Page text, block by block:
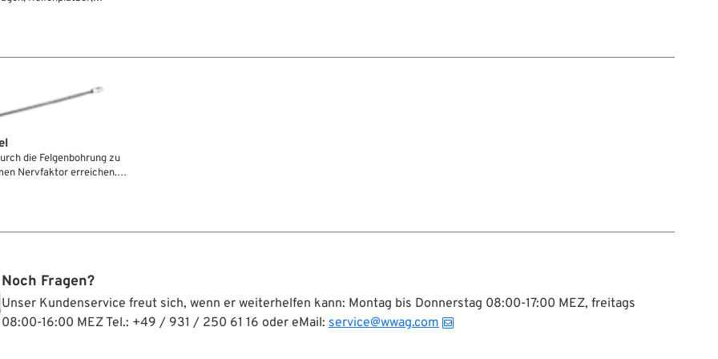
zwei Rädern (Risiko:
durch die heimische Botanik
auch das Risiko
Genußergänzungsmittel
Roadkill Roach Clip hilft
Naturproduktraucher
Aktivverkohlungsstange
die Felgenbohrung zu
Nervfaktor erreichen.
ist da eine große Hilfe,
langen Zugdraht und der
Nie mehr eingezwickte
Noch Fragen?
Unser Kundenservice freut sich, wenn er weiterhelfen kann: Montag bis Donnerstag 08:00-17:00 MEZ, freitags
08:00-16:00 MEZ Tel.: +49 / 931 / 250 61 16 oder eMail: service@wwag.com